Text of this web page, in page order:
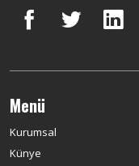
Menü
Kurumsal
Künye